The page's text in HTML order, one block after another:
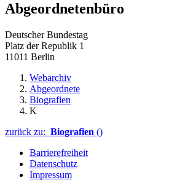
Abgeordnetenbüro
Deutscher Bundestag
Platz der Republik 1
11011 Berlin
Webarchiv
Abgeordnete
Biografien
K
zurück zu: Biografien ()
Barrierefreiheit
Datenschutz
Impressum